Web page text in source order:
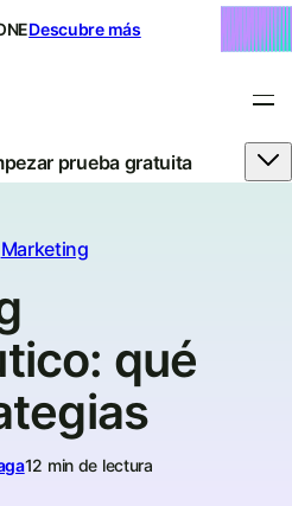
Descubre más
prueba gratuita
Marketing
qué
12 min de lectura